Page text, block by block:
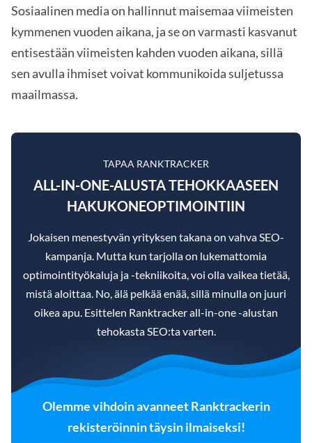
Sosiaalinen media on hallinnut maisemaa viimeisten
kymmenen vuoden aikana, ja se on varmasti kasvanut
entisestään viimeisten kahden vuoden aikana, sillä
sen avulla ihmiset voivat kommunikoida suljetussa
maailmassa.
TAPAA RANKTRACKER
ALL-IN-ONE-ALUSTA TEHOKKAASEEN
HAKUKONEOPTIMOINTIIN
Jokaisen menestyvän yrityksen takana on vahva SEO-
kampanja. Mutta kun tarjolla on lukemattomia
optimointityökaluja ja -tekniikoita, voi olla vaikea tietää,
mistä aloittaa. No, älä pelkää enää, sillä minulla on juuri
oikea apu. Esittelen Ranktracker all-in-one -alustan
tehokasta SEO:ta varten.
Olemme vihdoin avanneet Ranktrackerin
rekisteröinnin täysin ilmaiseksi!